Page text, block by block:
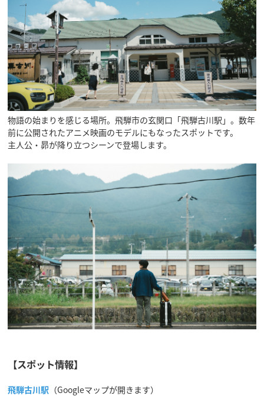
物語の始まりを感じる場所。飛騨市の玄関口「飛騨古川駅」。数年
前に公開されたアニメ映画のモデルにもなったスポットです。
主人公・昴が降り立つシーンで登場します。
【スポット情報】
飛騨古川駅 （Googleマップが開きます）